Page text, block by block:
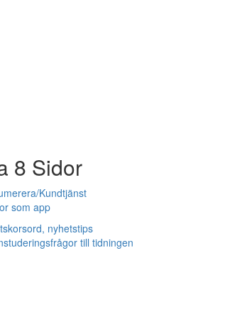
8 Sidor
Kundtjänst
som app
nyhetstips
till tidningen